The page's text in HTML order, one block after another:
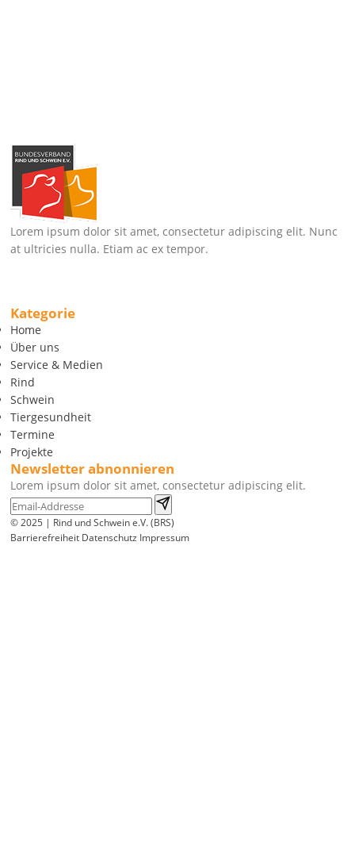
Lorem ipsum dolor sit amet, consectetur adipiscing elit. Nunc
at ultricies nulla. Etiam ac ex tempor.
Kategorie
Home
Über uns
Service & Medien
Rind
Schwein
Tiergesundheit
Termine
Projekte
Newsletter abnonnieren
Lorem ipsum dolor sit amet, consectetur adipiscing elit.
© 2025 | Rind und Schwein e.V. (BRS)
Barrierefreiheit Datenschutz Impressum